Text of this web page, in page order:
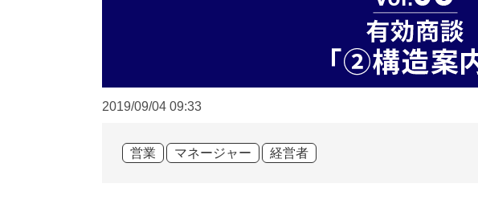
2019/09/04 09:33
営業 マネージャー 経営者